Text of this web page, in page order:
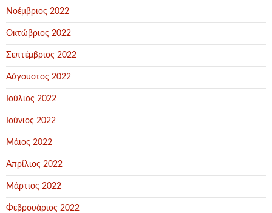
Νοέμβριος 2022
Οκτώβριος 2022
Σεπτέμβριος 2022
Αύγουστος 2022
Ιούλιος 2022
Ιούνιος 2022
Μάιος 2022
Απρίλιος 2022
Μάρτιος 2022
Φεβρουάριος 2022